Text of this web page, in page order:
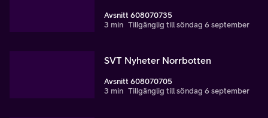
Avsnitt 608070735
3 min Tillgänglig till söndag 6 september
SVT Nyheter Norrbotten
Avsnitt 608070705
3 min Tillgänglig till söndag 6 september